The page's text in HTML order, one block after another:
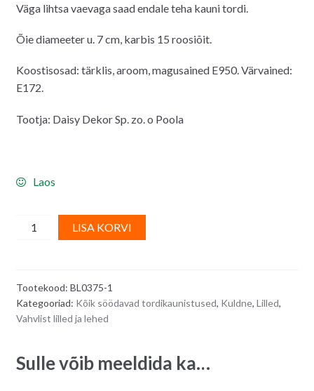
Väga lihtsa vaevaga saad endale teha kauni tordi.
Õie diameeter u. 7 cm, karbis 15 roosiõit.
Koostisosad: tärklis, aroom, magusained E950. Värvained:
E172.
Tootja: Daisy Dekor Sp. zo. o Poola
Laos
Vahvlidekoor
roos,
7
quantity
LISA KORVI
n
i
Tootekood: BL0375-1
Kategooriad: Kõik söödavad tordikaunistused, Kuldne, Lilled,
Vahvlist lilled ja lehed
Sulle võib meeldida ka…